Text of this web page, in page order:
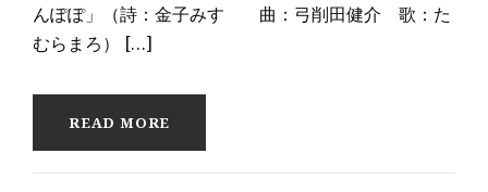
んぽぽ」（詩：金子みすゞ 曲：弓削田健介 歌：た
むらまろ） […]
READ MORE